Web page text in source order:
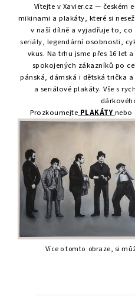
Vítejte v Xavier.cz —
mikinami a plakáty, které si
v naší dílně a vyjadřuje to,
seriály, legendární osobnosti,
vkus. Na trhu jsme přes 16 let
spokojených zákazníků po
pánská, dámská i dětská trička
a seriálové plakáty. Vše s
Prozkoumejte PLAKÁTYnebo
Více o tomto obraze, si